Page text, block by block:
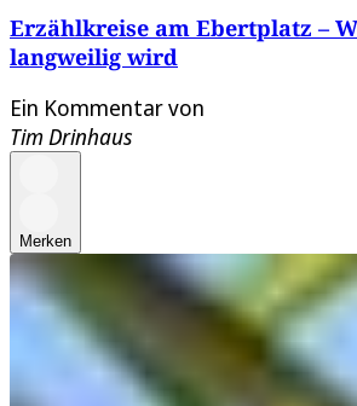
Erzählkreise am Ebertplatz –
langweilig wird
Ein Kommentar von
Tim Drinhaus
Merken